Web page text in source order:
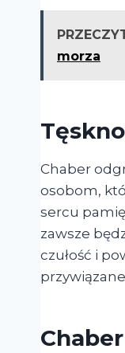
morza
Chaber
osobom,
sercu
zawsze
czułość i